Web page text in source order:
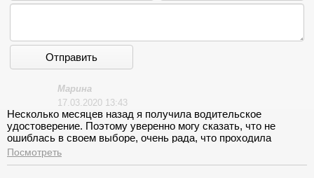
Отправить
Марина
17.03.2020 13:43
Несколько месяцев назад я получила водительское
удостоверение. Поэтому уверенно могу сказать, что не
ошиблась в своем выборе, очень рада, что проходила
обучение именно в автошколе ШАР. Спасибо за доступное и
интересное объяснение теоретической части, за умение
Посмотреть